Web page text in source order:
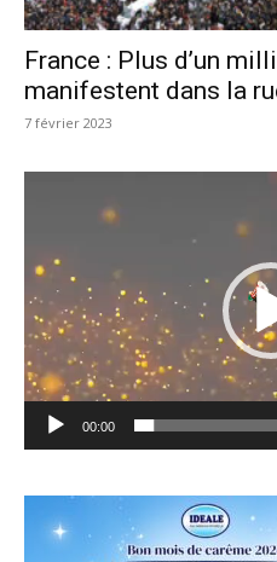
France : Plus d’un
manifestent dans la
7 février 2023
00:00